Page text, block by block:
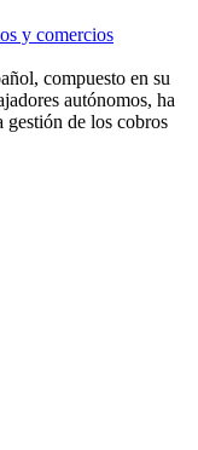
y comercios
compuesto en su
autónomos, ha
gestión de los cobros